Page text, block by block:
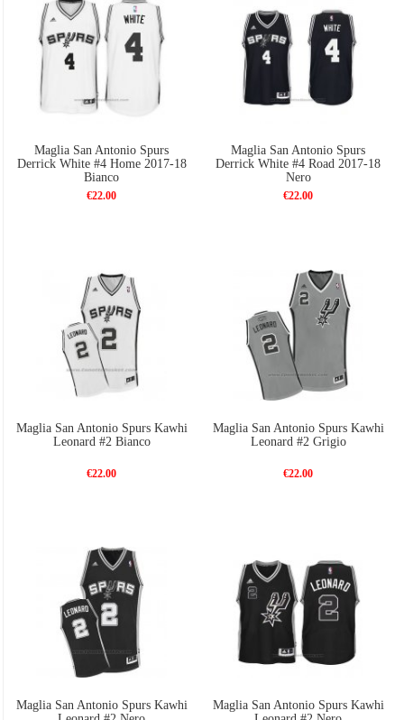
Maglia San Antonio Spurs
Derrick White #4 Home 2017-18
Bianco
€22.00
Maglia San Antonio Spurs
Derrick White #4 Road 2017-18
Nero
€22.00
Maglia San Antonio Spurs Kawhi
Leonard #2 Bianco
€22.00
Maglia San Antonio Spurs Kawhi
Leonard #2 Grigio
€22.00
Maglia San Antonio Spurs Kawhi
Maglia San Antonio Spurs Kawhi